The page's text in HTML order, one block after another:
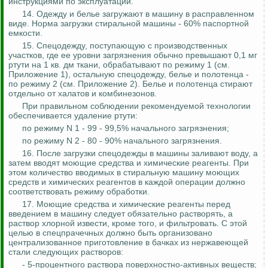
14. Одежду и белье загружают в машину в расправленном
виде. Норма загрузки стиральной машины - 60% паспортной
емкости.
15. Спецодежду, поступающую с производственных
участков, где ее уровни загрязнения обычно превышают 0,1 мг
ртути на 1 кв. дм ткани, обрабатывают по режиму 1 (см.
Приложение 1), остальную спецодежду, белье и полотенца -
по режиму 2 (см. Приложение 2). Белье и полотенца стирают
отдельно от халатов и комбинезонов.
При правильном соблюдении рекомендуемой технологии
обеспечивается удаление ртути:
по режиму N 1 - 99 - 99,5% начального загрязнения;
по режиму N 2 - 80 - 90% начального загрязнения.
16. После загрузки спецодежды в машины заливают воду, а
затем вводят моющие средства и химические реагенты. При
этом количество вводимых в стиральную машину моющих
средств и химических реагентов в каждой операции должно
соответствовать режиму обработки.
17. Моющие средства и химические реагенты перед
введением в машину следует обязательно растворять, а
раствор хлорной извести, кроме того, и фильтровать. С этой
целью в спецпрачечных должно быть организовано
централизованное приготовление в бачках из нержавеющей
стали следующих растворов:
- 5-процентного раствора поверхностно-активных веществ;